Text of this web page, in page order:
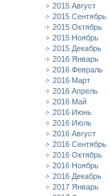
2015 Август
2015 Сентябрь
2015 Октябрь
2015 Ноябрь
2015 Декабрь
2016 Январь
2016 Февраль
2016 Март
2016 Апрель
2016 Май
2016 Июнь
2016 Июль
2016 Август
2016 Сентябрь
2016 Октябрь
2016 Ноябрь
2016 Декабрь
2017 Январь